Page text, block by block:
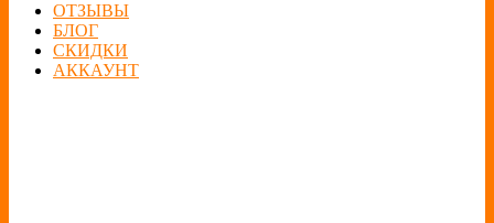
ОТЗЫВЫ
БЛОГ
СКИДКИ
АККАУНТ